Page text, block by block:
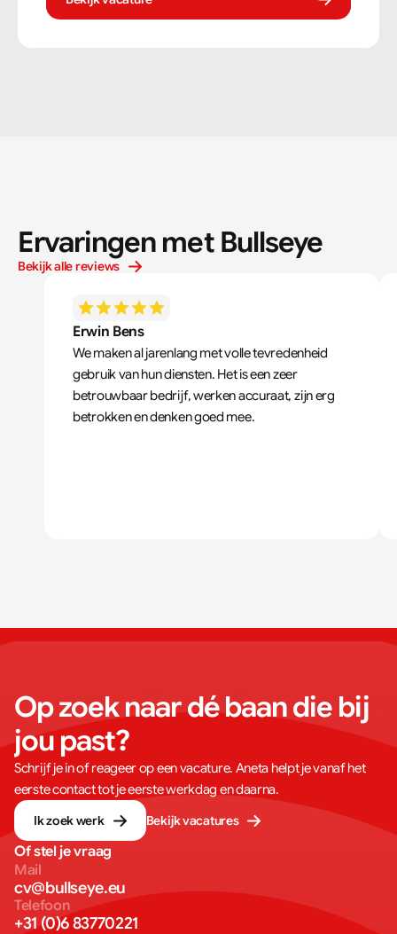
Ervaringen met Bullseye
Bekijk alle reviews
Erwin Bens
We maken al jarenlang met volle tevredenheid
gebruik van hun diensten. Het is een zeer
betrouwbaar bedrijf, werken accuraat, zijn erg
betrokken en denken goed mee.
Op zoek naar dé baan die bij
jou past?
Schrijf je in of reageer op een vacature. Aneta helpt je vanaf het
eerste contact tot je eerste werkdag en daarna.
Ik zoek werk
Bekijk vacatures
Of stel je vraag
Mail
cv@bullseye.eu
Telefoon
+31 (0)6 83770221